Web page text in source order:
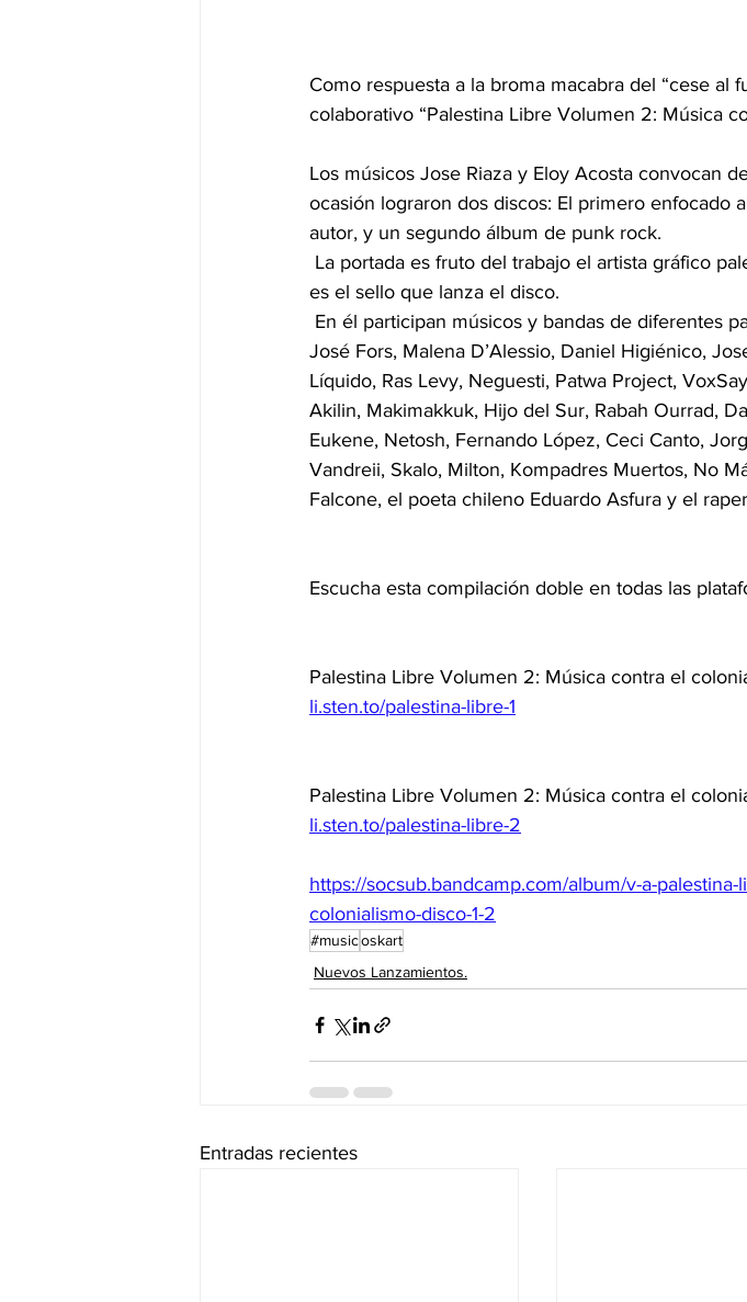
Como respuesta a la broma macabra del “cese al
colaborativo “Palestina Libre Volumen 2: Música
Los músicos Jose Riaza y Eloy Acosta convocan
ocasión lograron dos discos: El primero enfocado
autor, y un segundo álbum de punk rock.
es el sello que lanza el disco.
En él participan músicos y bandas de diferentes
José Fors, Malena D’Alessio, Daniel Higiénico,
Líquido, Ras Levy, Neguesti, Patwa Project,
Akilin, Makimakkuk, Hijo del Sur, Rabah Ourrad,
Eukene, Netosh, Fernando López, Ceci Canto,
Vandreii, Skalo, Milton, Kompadres Muertos, No
Falcone, el poeta chileno Eduardo Asfura y el
Escucha esta compilación doble en todas las
Palestina Libre Volumen 2: Música contra el
li.sten.to/palestina-libre-1
Palestina Libre Volumen 2: Música contra el
li.sten.to/palestina-libre-2
https://socsub.bandcamp.com/album/v-a-
colonialismo-disco-1-2
#musicoskart
Nuevos Lanzamientos.
Entradas recientes